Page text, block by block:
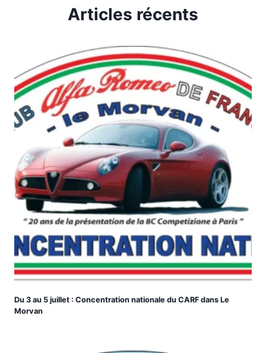
Articles récents
Du 3 au 5 juillet : Concentration nationale du CARF dans Le
Morvan